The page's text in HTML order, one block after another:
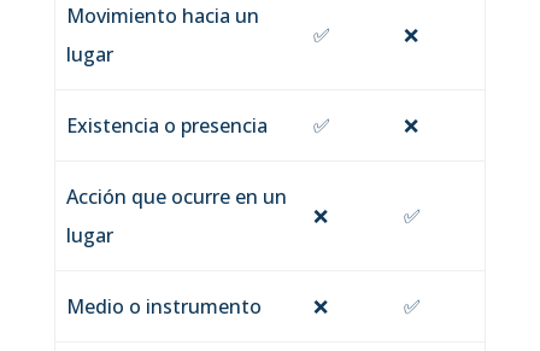
Movimiento hacia un
lugar
✅ ❌
Existencia o presencia ✅ ❌
Acción que ocurre en un
lugar
❌ ✅
Medio o instrumento ❌ ✅